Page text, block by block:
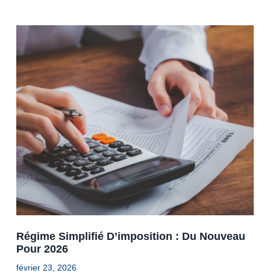
Régime Simplifié D’imposition : Du Nouveau
Pour 2026
février 23, 2026